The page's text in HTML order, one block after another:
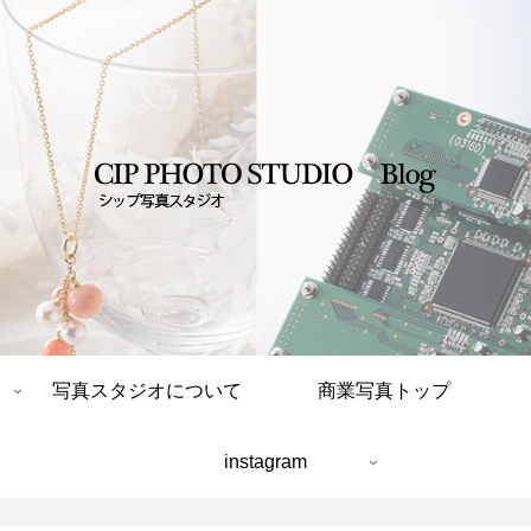
写真スタジオについて 商業写真トップ
instagram